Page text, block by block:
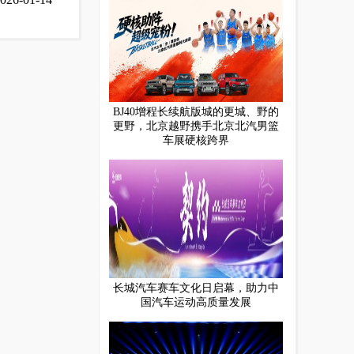
BJ40增程长续航版城的更城、野的
更野，北京越野携手北京北汽男篮
车展硬核跨界
长城汽车赛车文化日启幕，助力中
国汽车运动高质量发展